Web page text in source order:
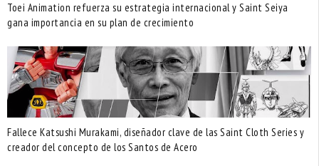
Toei Animation refuerza su estrategia internacional y Saint Seiya
gana importancia en su plan de crecimiento
Fallece Katsushi Murakami, diseñador clave de las Saint Cloth Series y
creador del concepto de los Santos de Acero